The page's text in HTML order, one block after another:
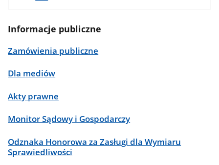
Informacje publiczne
Zamówienia publiczne
Dla mediów
Akty prawne
Monitor Sądowy i Gospodarczy
Odznaka Honorowa za Zasługi dla Wymiaru
Sprawiedliwości